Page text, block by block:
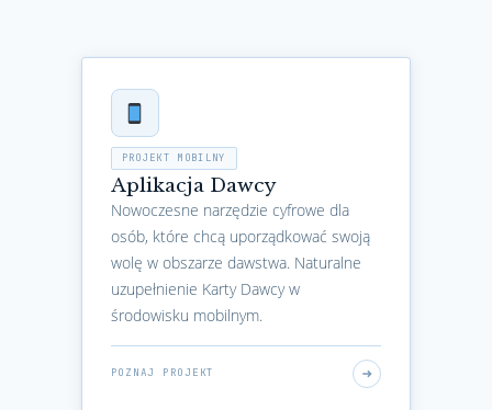
PROJEKT MOBILNY
Aplikacja Dawcy
Nowoczesne narzędzie cyfrowe dla
osób, które chcą uporządkować swoją
wolę w obszarze dawstwa. Naturalne
uzupełnienie Karty Dawcy w
środowisku mobilnym.
POZNAJ PROJEKT